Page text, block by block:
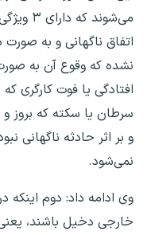
می‌شوند
اتفاق ناگهانی و به
نشده که وقوع آن به صورت
افتادگی یا فوت کارگری
سرطان یا سکته که بروز
و بر اثر حادثه ناگهانی
نمی‌شود.
وی ادامه داد: دوم اینکه
خارجی دخیل باشند،